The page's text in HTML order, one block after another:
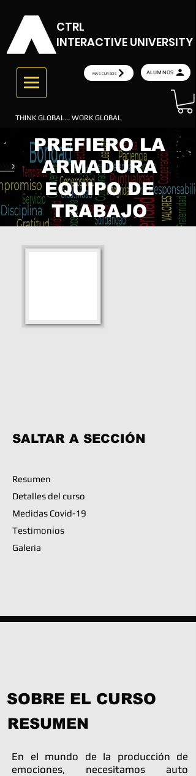
CTRL
INTERACTIVE UNIVERSITY
MÁS CURSOS ALUMNOS
THINK GLOBAL... WORK GLOBAL
PREFIERO LA
ARMADURA
EQUIPO DE
TRABAJO
SALTAR A SECCIÓN
Resumen
Detalles del curso
Medidas Covid-19
Testimonios
Galeria
SOBRE EL CURSO
RESUMEN
En el mundo de la producción de
emociones, necesitamos auto